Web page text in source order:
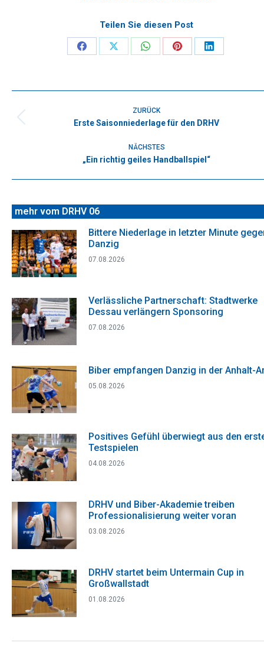
Teilen Sie diesen Post
Share
Facebook
Share
X
Share
WhatsApp
Share
Pinterest
Share
LinkedIn
ZURÜCK
Vorheriger
Erste Saisonniederlage für den DRHV
NÄCHSTES
Nächster
„Ein richtig geiles Handballspiel“
mehr vom DRHV 06
Bittere Niederlage in letzter Minute
Danzig
07.08.2026
Verlässliche Partnerschaft: Stadtwerke
Dessau verlängern Sponsoring
07.08.2026
Biber empfangen Danzig in der Anhalt-
05.08.2026
Positives Gefühl überwiegt aus den
Testspielen
04.08.2026
DRHV und Biber-Akademie treiben
Professionalisierung weiter voran
03.08.2026
DRHV startet beim Untermain Cup in
Großwallstadt
01.08.2026